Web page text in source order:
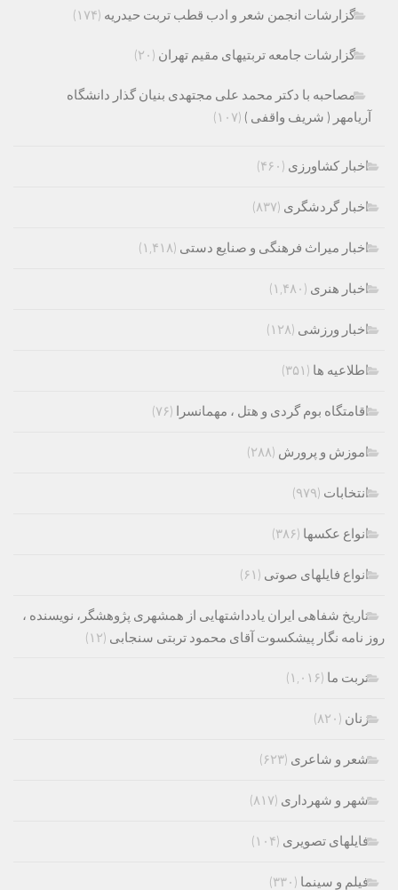
گزارشات انجمن شعر و ادب قطب تربت حیدریه (۱۷۴)
گزارشات جامعه تربتیهای مقیم تهران (۲۰)
مصاحبه با دکتر محمد علی مجتهدی بنیان گذار دانشگاه
آریامهر ( شریف واقفی ) (۱۰۷)
اخبار کشاورزی (۴۶۰)
اخبار گردشگری (۸۳۷)
اخبار میراث فرهنگی و صنایع دستی (۱,۴۱۸)
اخبار هنری (۱,۴۸۰)
اخبار ورزشی (۱۲۸)
اطلاعیه ها (۳۵۱)
اقامتگاه بوم گردی و هتل ، مهمانسرا (۷۶)
اموزش و پرورش (۲۸۸)
انتخابات (۹۷۹)
انواع عکسها (۳۸۶)
انواع فایلهای صوتی (۶۱)
تاریخ شفاهی ایران یادداشتهایی از همشهری پژوهشگر، نویسنده ،
روز نامه نگار پیشکسوت آقای محمود تربتی سنجابی (۱۲)
تربت ما (۱,۰۱۶)
زنان (۸۲۰)
شعر و شاعری (۶۲۳)
شهر و شهرداری (۸۱۷)
فایلهای تصویری (۱۰۴)
فیلم و سینما (۳۳۰)